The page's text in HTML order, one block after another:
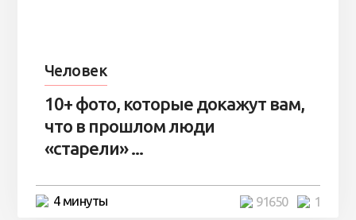
Человек
10+ фото, которые докажут вам,
что в прошлом люди
«старели» ...
4 минуты 1
91650